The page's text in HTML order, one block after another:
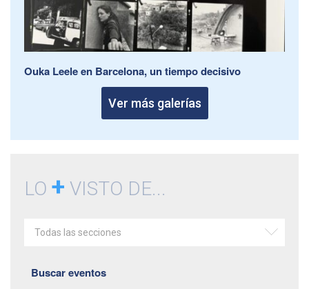
Ouka Leele en Barcelona, un tiempo decisivo
Ver más galerías
LO + VISTO DE...
Todas las secciones
Buscar eventos